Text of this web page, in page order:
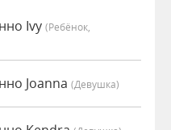
Ivy (Ребёнок,
Joanna (девушка)